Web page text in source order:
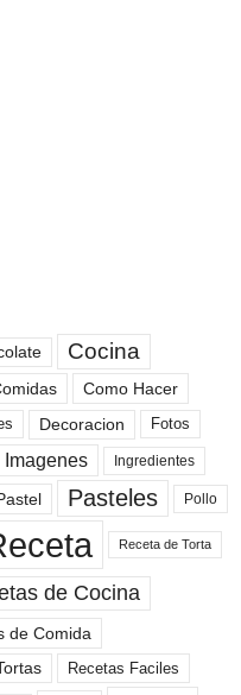
Cocina
Como Hacer
Decoracion Fotos
Imagenes Ingredientes
Pasteles Pollo
Receta de Torta
de Cocina
de Comida
Recetas Faciles